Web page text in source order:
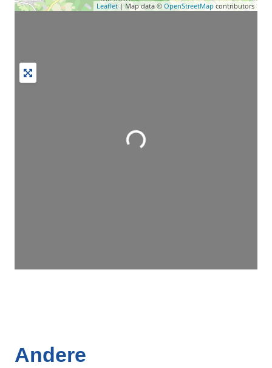
Leaflet| Map data © OpenStreetMap contributors
Wird geladen …
Andere